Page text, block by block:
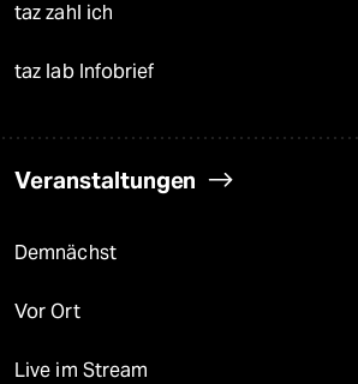
taz zahl ich
taz lab Infobrief
Veranstaltungen
Demnächst
Vor Ort
Live im Stream